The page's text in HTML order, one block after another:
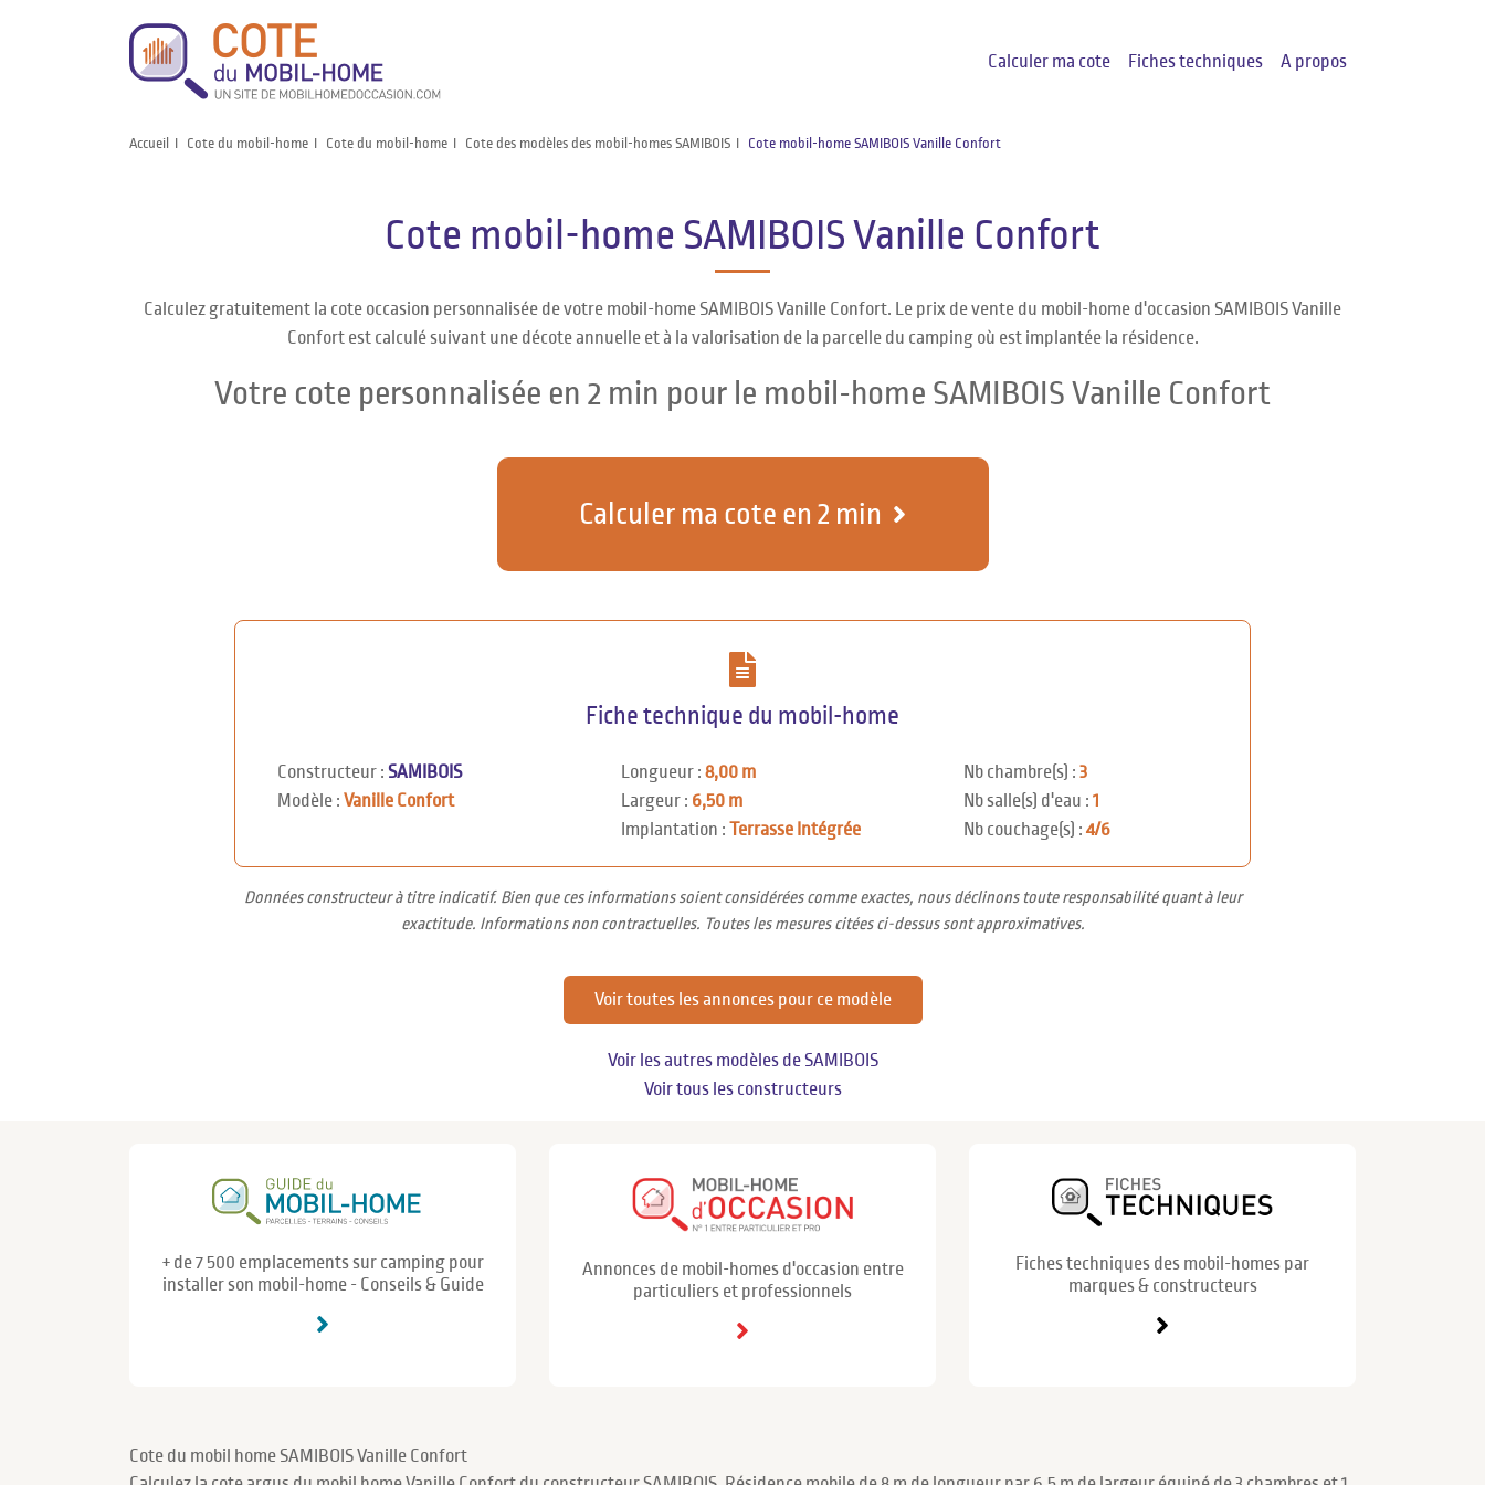
Calculer ma cote Fiches techniques A propos
Accueil Cote du mobil-home Cote du mobil-home Cote des modèles des mobil-homes SAMIBOIS Cote mobil-home SAMIBOIS Vanille Confort
Cote mobil-home SAMIBOIS Vanille Confort
Calculez gratuitement la cote occasion personnalisée de votre mobil-home SAMIBOIS Vanille Confort. Le prix de vente du mobil-home d'occasion SAMIBOIS Vanille
Confort est calculé suivant une décote annuelle et à la valorisation de la parcelle du camping où est implantée la résidence.
Votre cote personnalisée en 2 min pour le mobil-home SAMIBOIS Vanille Confort
Calculer ma cote en 2 min
Fiche technique du mobil-home
Constructeur : SAMIBOIS
Modèle : Vanille Confort
Longueur : 8,00 m
Largeur : 6,50 m
Implantation : Terrasse Intégrée
Nb chambre(s) :3
Nb salle(s) d'eau :1
Nb couchage(s) :4/6
Données constructeur à titre indicatif. Bien que ces informations soient considérées comme exactes, nous déclinons toute responsabilité quant à leur
exactitude. Informations non contractuelles. Toutes les mesures citées ci-dessus sont approximatives.
Voir toutes les annonces pour ce modèle
Voir les autres modèles de SAMIBOIS
Voir tous les constructeurs
+ de 7 500 emplacements sur camping pour
installer son mobil-home - Conseils & Guide
Annonces de mobil-homes d'occasion entre
particuliers et professionnels
Fiches techniques des mobil-homes par
marques & constructeurs
Cote du mobil home SAMIBOIS Vanille Confort